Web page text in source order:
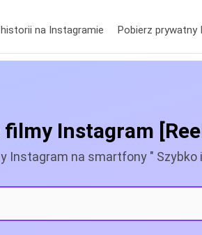
na Instagramie Pobierz prywatny
Instagram
Instagram na smartfony " Szybko